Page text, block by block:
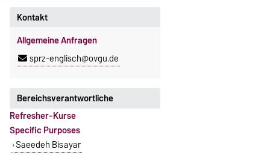
Kontakt
Allgemeine Anfragen
sprz-englisch@ovgu.de
Bereichsverantwortliche
Refresher-Kurse
Specific Purposes
Saeedeh Bisayar